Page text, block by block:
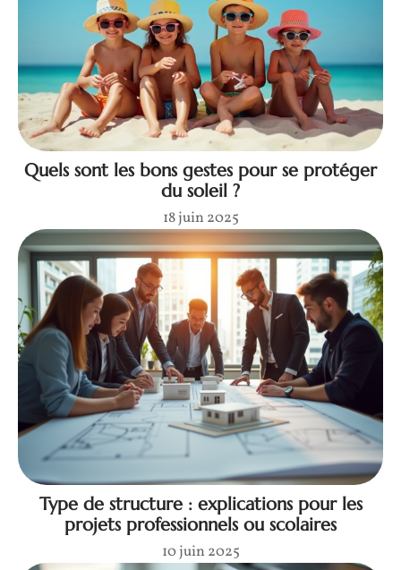
Quels sont les bons gestes pour se protéger
du soleil ?
18 juin 2025
Type de structure : explications pour les
projets professionnels ou scolaires
10 juin 2025